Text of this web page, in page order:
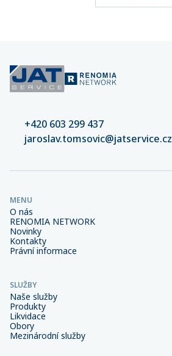
+420 603 299 437
jaroslav.tomsovic@jatservice.cz
MENU
O nás
RENOMIA NETWORK
Novinky
Kontakty
Právní informace
SLUŽBY
Naše služby
Produkty
Likvidace
Obory
Mezinárodní služby